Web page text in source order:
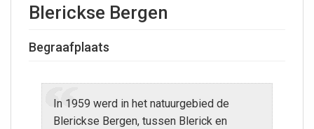
Blerickse Bergen
Begraafplaats
In 1959 werd in het natuurgebied de
Blerickse Bergen, tussen Blerick en